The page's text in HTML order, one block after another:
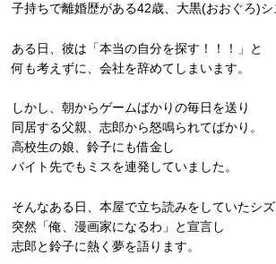
子持ちで離婚歴がある42歳、大黒(おおぐろ)シ
ある日、彼は「本当の自分を探す！！！」と
何も考えずに、会社を辞めてしまいます。
しかし、朝からゲームばかりの毎日を送り
同居する父親、志郎から怒鳴られてばかり。
高校生の娘、鈴子にも借金し
バイト先でもミスを連発していました。
そんなある日、本屋で立ち読みをしていたシ
突然「俺、漫画家になるわ」と宣言し
志郎と鈴子に熱く夢を語ります。